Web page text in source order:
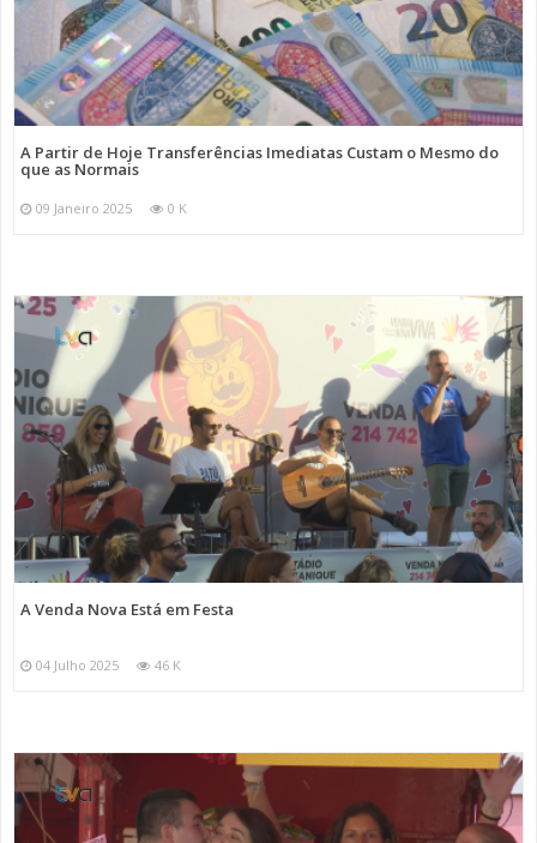
A Partir de Hoje Transferências Imediatas Custam o Mesmo do
que as Normais
09 Janeiro 2025 0 K
A Venda Nova Está em Festa
04 Julho 2025 46 K